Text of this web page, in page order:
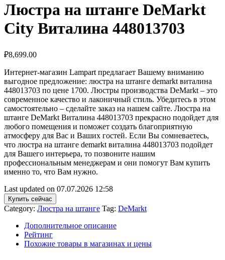
Люстра на штанге DeMarkt
City Виталина 448013703
₽8,699.00
Интернет-магазин Lampart предлагает Вашему вниманию
выгодное предложение: люстра на штанге demarkt виталина
448013703 по цене 1700. Люстры производства DeMarkt – это
современное качество и лаконичный стиль. Убедитесь в этом
самостоятельно – сделайте заказ на нашем сайте. Люстра на
штанге DeMarkt Виталина 448013703 прекрасно подойдет для
любого помещения и поможет создать благоприятную
атмосферу для Вас и Ваших гостей. Если Вы сомневаетесь,
что люстра на штанге demarkt виталина 448013703 подойдет
для Вашего интерьера, то позвоните нашим
профессиональным менеджерам и они помогут Вам купить
именно то, что Вам нужно.
Last updated on 07.07.2026 12:58
Купить сейчас
Category: Люстра на штанге Tag: DeMarkt
Дополнительное описание
Рейтинг
Похожие товары в магазинах и цены